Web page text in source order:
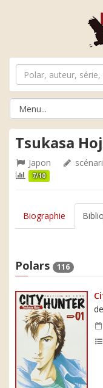
Tsukasa
Japon
7/10
Biographie
Polars 116